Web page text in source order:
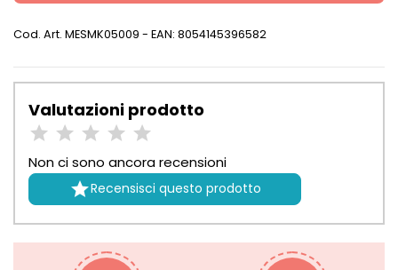
Cod. Art. MESMK05009 - EAN: 8054145396582
Valutazioni prodotto
Non ci sono ancora recensioni
Recensisci questo prodotto